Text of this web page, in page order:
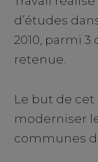
d’études
2010, parmi
retenue.
Le but de cet
moderniser
communes